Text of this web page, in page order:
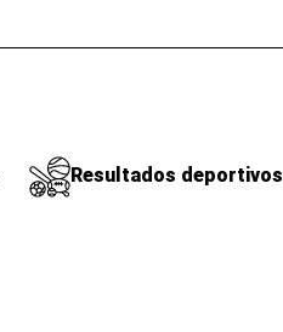
Resultados deportivos